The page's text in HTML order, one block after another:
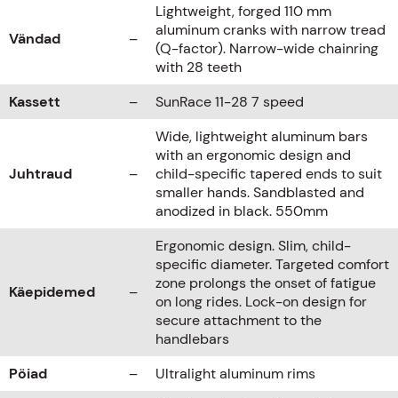
Vändad –
Lightweight, forged 110 mm
aluminum cranks with narrow tread
(Q-factor). Narrow-wide chainring
with 28 teeth
Kassett
– SunRace 11-28 7 speed
Juhtraud –
Wide, lightweight aluminum bars
with an ergonomic design and
child-specific tapered ends to suit
smaller hands. Sandblasted and
anodized in black. 550mm
Käepidemed –
Ergonomic design. Slim, child-
specific diameter. Targeted comfort
zone prolongs the onset of fatigue
on long rides. Lock-on design for
secure attachment to the
handlebars
Pöiad
– Ultralight aluminum rims